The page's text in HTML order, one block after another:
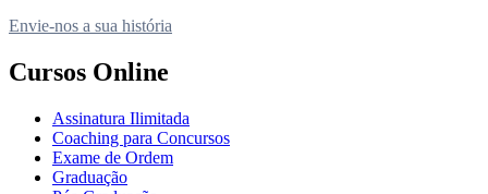
Envie-nos a sua história
Cursos Online
Assinatura Ilimitada
Coaching para Concursos
Exame de Ordem
Graduação